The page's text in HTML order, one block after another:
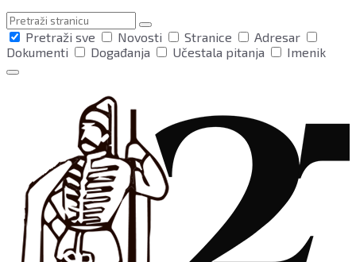
Pretraga
Pretraži sve
Novosti Stranice
Adresar
Dokumenti
Događanja Učestala pitanja Imenik